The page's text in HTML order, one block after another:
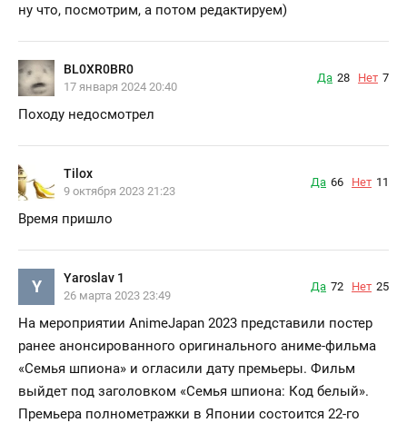
ну что, посмотрим, а потом редактируем)
BL0XR0BR0
17 января 2024 20:40
Да 28 Нет 7
Походу недосмотрел
Tilox
9 октября 2023 21:23
Да 66 Нет 11
Время пришло
Y Yaroslav 1
26 марта 2023 23:49
Да 72 Нет 25
На мероприятии AnimeJapan 2023 представили постер
ранее анонсированного оригинального аниме-фильма
«Семья шпиона» и огласили дату премьеры. Фильм
выйдет под заголовком «Семья шпиона: Код белый».
Премьера полнометражки в Японии состоится 22-го